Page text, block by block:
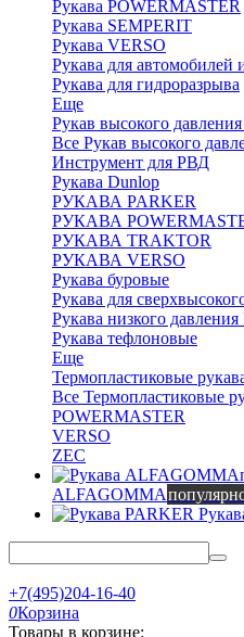
Рукава POWERMASTER
Рукава SEMPERIT
Рукава VERSO
Рукава для автомобилей
Рукава для гидроразрыва
Еще
Рукав высокого
Все Рукав высокого
Инструмент для РВД
Рукава Dunlop
РУКАВА PARKER
РУКАВА
РУКАВА TRAKTOR
РУКАВА VERSO
Рукава буровые
Рукава для
Рукава низкого
Рукава тефлоновые
Еще
Термопластиковые
Все Термопластиковые
POWERMASTER
VERSO
ZEC
ALFAGOMMA
+7(495)204-16-40
0Корзина
Товары в корзине: